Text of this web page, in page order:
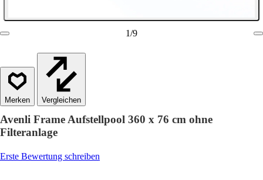
1/9
Vergleichen
Avenli Frame Aufstellpool 360 x 76 cm ohne
Filteranlage
Erste Bewertung schreiben